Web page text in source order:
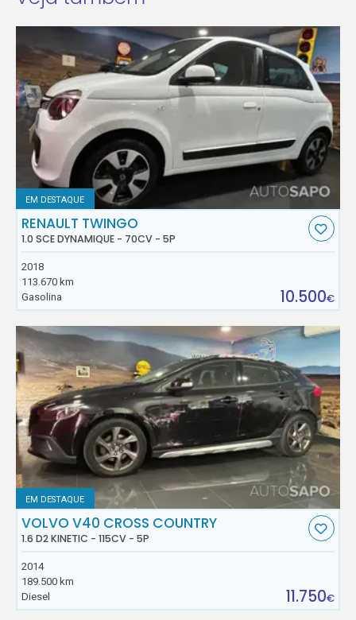
EM DESTAQUE
RENAULT TWINGO
1.0 SCE DYNAMIQUE - 70CV - 5P
2018
113.670 km
Gasolina
10.500€
EM DESTAQUE
VOLVO V40 CROSS COUNTRY
1.6 D2 KINETIC - 115CV - 5P
2014
189.500 km
Diesel
11.750€